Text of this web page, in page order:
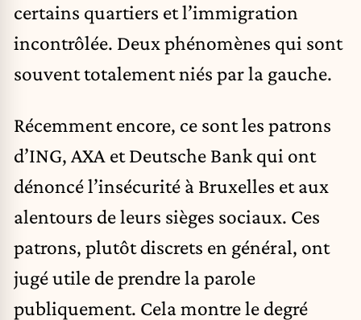
certains quartiers et l’immigration
incontrôlée. Deux phénomènes qui sont
souvent totalement niés par la gauche.
Récemment encore, ce sont les patrons
d’ING, AXA et Deutsche Bank qui ont
dénoncé l’insécurité à Bruxelles et aux
alentours de leurs sièges sociaux. Ces
patrons, plutôt discrets en général, ont
jugé utile de prendre la parole
publiquement. Cela montre le degré